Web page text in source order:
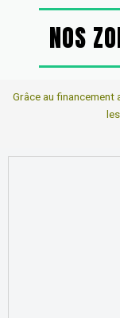
NOS
Grâce au financement